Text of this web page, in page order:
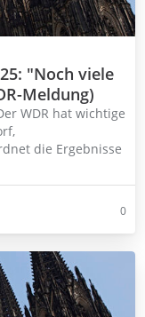
"Noch viele
Meldung)
WDR hat wichtige
die Ergebnisse
0